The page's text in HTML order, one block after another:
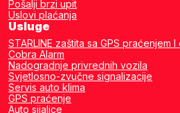
Pošalji brzi upit
Uslovi plaćanja
Usluge
STARLINE zaštita sa GPS praćenjem
Cobra Alarm
Nadogradnje privrednih vozila
Svjetlosno-zvučne signalizacije
Servis auto klima
GPS praćenje
Auto sijalice